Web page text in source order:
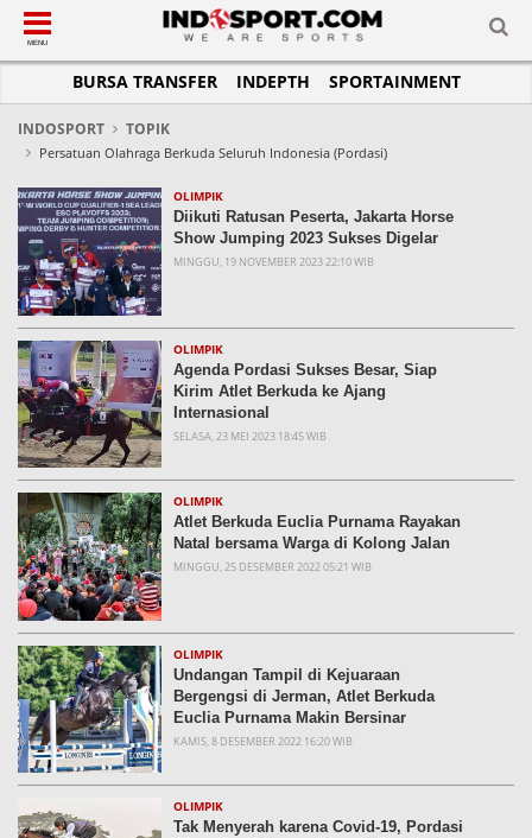
SUB-MENU
SEPAKBOLA
LIGA 1
LIGA 2
LIGA INGGRIS
LIGA ITALIA
LIGA SPANYOL
LIGA CHAMPIONS
LIGA JERMAN
LIGA PRANCIS
LIGA EUROPA
SUB-MENU
SPORTAINMENT
SELEBSPORT
LIFESTYLE
SUB-MENU
OTOMOTIF
MOTOGP
FORMULA 1
OTOMANIA
SUB-MENU
RAKET
MMA
FUTSAL
OLIMPIK
E-SPORT
SUB-MENU
JADWAL
KLASEMEN
SUB-MENU
TOPIK HARI INI
PERATURAN OLAHRAGA
TIPS DAN TRIK
INFOGRAFIS
GALERI FOTO
TEMPAT OLAHRAGA
PASUKAN SEHAT
KOMUNITAS SEHAT
MENU
BURSA TRANSFER INDEPTH SPORTAINMENT
INDOSPORT TOPIK
Persatuan Olahraga Berkuda Seluruh Indonesia (Pordasi)
OLIMPIK
Diikuti Ratusan Peserta, Jakarta Horse
Show Jumping 2023 Sukses Digelar
MINGGU, 19 NOVEMBER 2023 22:10 WIB
OLIMPIK
Agenda Pordasi Sukses Besar, Siap
Kirim Atlet Berkuda ke Ajang
Internasional
SELASA, 23 MEI 2023 18:45 WIB
OLIMPIK
Atlet Berkuda Euclia Purnama Rayakan
Natal bersama Warga di Kolong Jalan
MINGGU, 25 DESEMBER 2022 05:21 WIB
OLIMPIK
Undangan Tampil di Kejuaraan
Bergengsi di Jerman, Atlet Berkuda
Euclia Purnama Makin Bersinar
KAMIS, 8 DESEMBER 2022 16:20 WIB
OLIMPIK
Tak Menyerah karena Covid-19, Pordasi